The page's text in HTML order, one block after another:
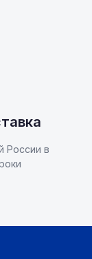
России в